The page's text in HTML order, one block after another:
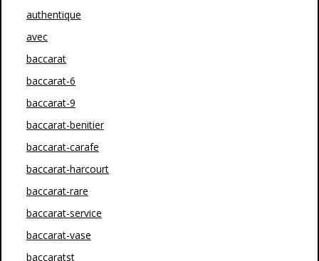
authentique
avec
baccarat
baccarat-6
baccarat-9
baccarat-benitier
baccarat-carafe
baccarat-harcourt
baccarat-rare
baccarat-service
baccarat-vase
baccaratst